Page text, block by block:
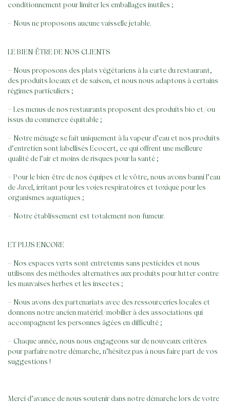
au
contenu
conditionnement pour limiter les emballages inutiles ;
– Nous ne proposons aucune vaisselle jetable.
LE BIEN-ÊTRE DE NOS CLIENTS
– Nous proposons des plats végétariens à la carte du restaurant,
des produits locaux et de saison, et nous nous adaptons à certains
régimes particuliers ;
– Les menus de nos restaurants proposent des produits bio et/ou
issus du commerce équitable ;
– Notre ménage se fait uniquement à la vapeur d’eau et nos produits
d’entretien sont labellisés Ecocert, ce qui offrent une meilleure
qualité de l’air et moins de risques pour la santé ;
– Pour le bien-être de nos équipes et le vôtre, nous avons banni l’eau
de Javel, irritant pour les voies respiratoires et toxique pour les
organismes aquatiques ;
– Notre établissement est totalement non-fumeur.
ET PLUS ENCORE
– Nos espaces verts sont entretenus sans pesticides et nous
utilisons des méthodes alternatives aux produits pour lutter contre
les mauvaises herbes et les insectes ;
– Nous avons des partenariats avec des ressourceries locales et
donnons notre ancien matériel/mobilier à des associations qui
accompagnent les personnes âgées en difficulté ;
– Chaque année, nous nous engageons sur de nouveaux critères
pour parfaire notre démarche, n’hésitez pas à nous faire part de vos
suggestions !
Merci d’avance de nous soutenir dans notre démarche lors de votre